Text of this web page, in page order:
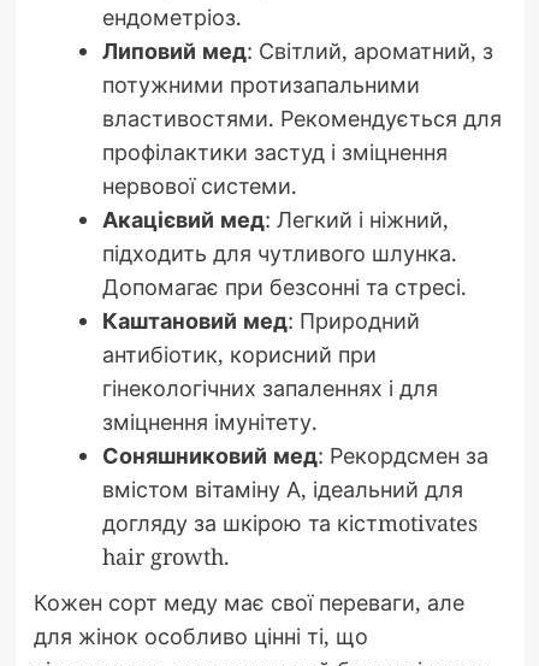
ендометріоз.
Липовий мед: Світлий, ароматний, з
потужними протизапальними
властивостями. Рекомендується для
профілактики застуд і зміцнення
нервової системи.
Акацієвий мед: Легкий і ніжний,
підходить для чутливого шлунка.
Допомагає при безсонні та стресі.
Каштановий мед: Природний
антибіотик, корисний при
гінекологічних запаленнях і для
зміцнення імунітету.
Соняшниковий мед: Рекордсмен за
вмістом вітаміну А, ідеальний для
догляду за шкірою та кістmotivates
hair growth.
Кожен сорт меду має свої переваги, але
для жінок особливо цінні ті, що